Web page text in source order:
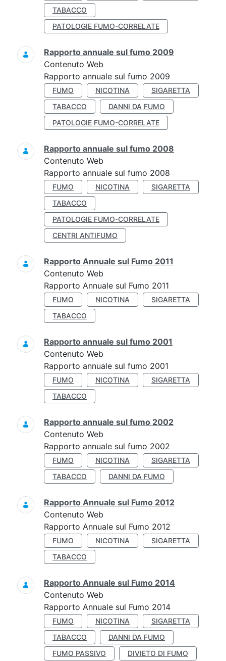
TABACCO
PATOLOGIE FUMO-CORRELATE
Rapporto annuale sul fumo 2009
Contenuto Web
Rapporto annuale sul fumo 2009
FUMO NICOTINA
SIGARETTA
TABACCO
DANNI DA FUMO
PATOLOGIE FUMO-CORRELATE
Rapporto annuale sul fumo 2008
Contenuto Web
Rapporto annuale sul fumo 2008
FUMO NICOTINA
SIGARETTA
TABACCO
PATOLOGIE FUMO-CORRELATE
CENTRI ANTIFUMO
Rapporto Annuale sul Fumo 2011
Contenuto Web
Rapporto Annuale sul Fumo 2011
FUMO NICOTINA
SIGARETTA
TABACCO
Rapporto annuale sul fumo 2001
Contenuto Web
Rapporto annuale sul fumo 2001
FUMO NICOTINA
SIGARETTA
TABACCO
Rapporto annuale sul fumo 2002
Contenuto Web
Rapporto annuale sul fumo 2002
FUMO NICOTINA
SIGARETTA
TABACCO
DANNI DA FUMO
Rapporto Annuale sul Fumo 2012
Contenuto Web
Rapporto Annuale sul Fumo 2012
FUMO NICOTINA
SIGARETTA
TABACCO
Rapporto Annuale sul Fumo 2014
Contenuto Web
Rapporto Annuale sul Fumo 2014
FUMO NICOTINA
SIGARETTA
TABACCO
DANNI DA FUMO
FUMO PASSIVO
DIVIETO DI FUMO